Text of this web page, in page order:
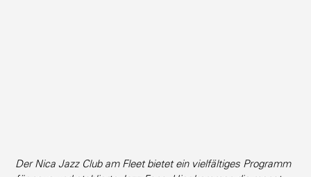
Der Nica Jazz Club am Fleet bietet ein vielfäl­tiges Programm